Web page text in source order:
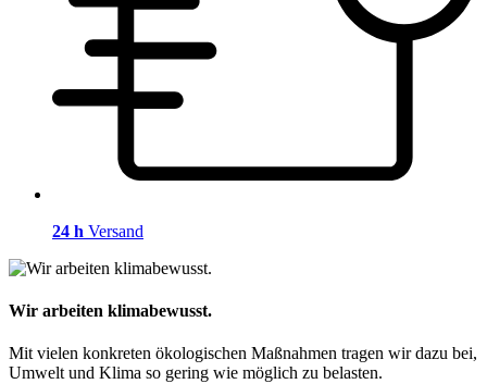
24 h Versand
Wir arbeiten klimabewusst.
Mit vielen konkreten ökologischen Maßnahmen tragen wir dazu bei,
Umwelt und Klima so gering wie möglich zu belasten.